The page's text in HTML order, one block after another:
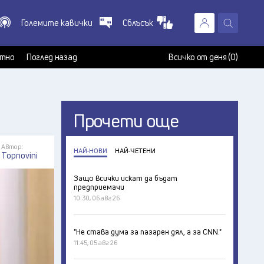
X
Големите кавички Сблъсък
Поглед назад Всичко от деня (0)
Автор:
Topnovini
Прочети още
НАЙ-НОВИ НАЙ-ЧЕТЕНИ
Защо всички искат да бъдат
предприемачи
10:30, 06 авг 26
"Не става дума за пазарен дял, а за CNN."
11:45, 05 авг 26